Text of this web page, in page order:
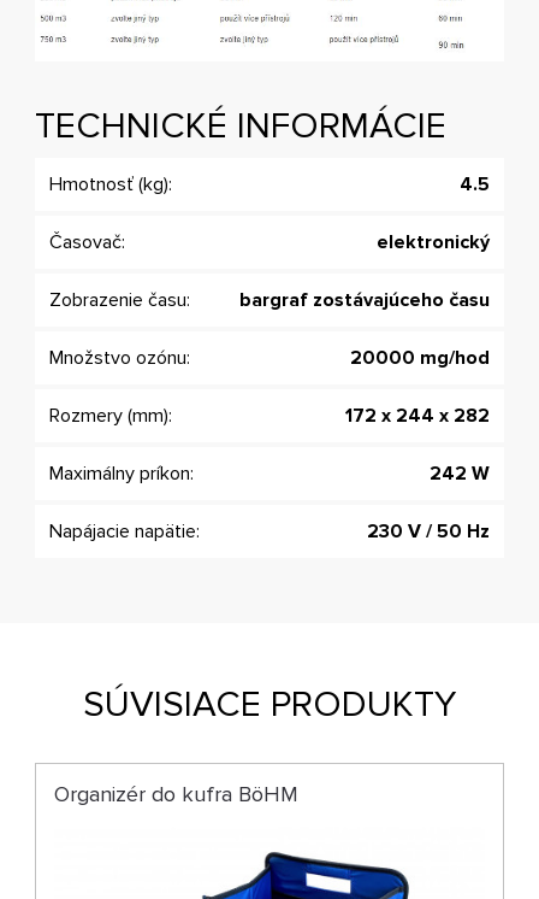
TECHNICKÉ INFORMÁCIE
Hmotnosť (kg): 4.5
Časovač: elektronický
Zobrazenie času: bargraf zostávajúceho času
Množstvo ozónu: 20000 mg/hod
Rozmery (mm): 172 x 244 x 282
Maximálny príkon: 242 W
Napájacie napätie: 230 V / 50 Hz
SÚVISIACE PRODUKTY
Organizér do kufra BöHM